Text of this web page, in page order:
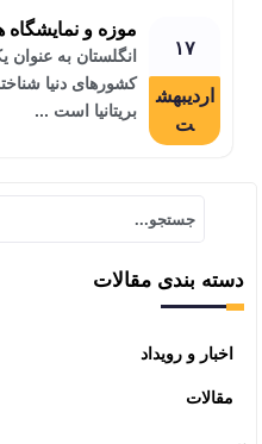
۱۷
اردیبهش
ت
موزه و نمایشگاه
انگلستان به
کشورهای دنیا
بریتانیا است ...
دسته بندی مقالات
اخبار و رویداد
مقالات